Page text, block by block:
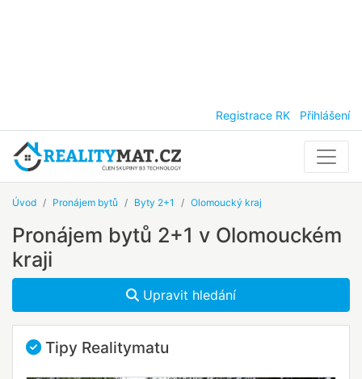
Registrace RK Přihlášení
Úvod Pronájem bytů Byty 2+1 Olomoucký kraj
Pronájem bytů 2+1 v Olomouckém
kraji
Upravit hledání
Tipy Realitymatu